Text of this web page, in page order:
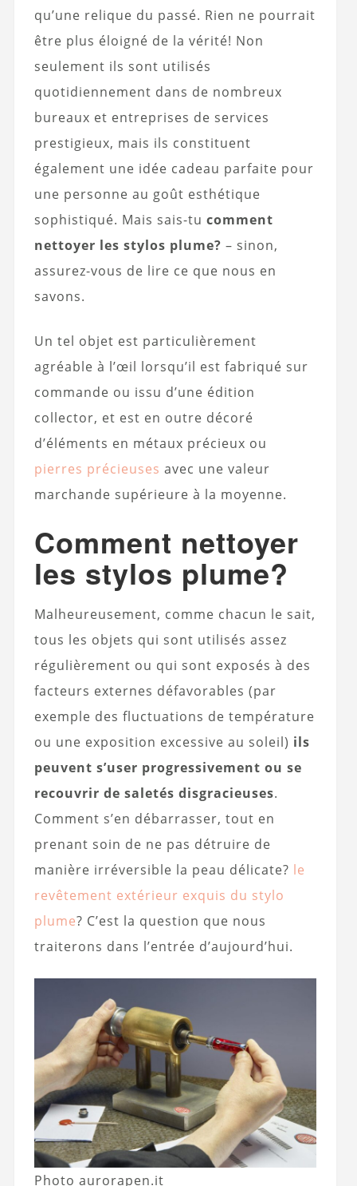
qu’une relique du passé. Rien ne pourrait
être plus éloigné de la vérité! Non
seulement ils sont utilisés
quotidiennement dans de nombreux
bureaux et entreprises de services
prestigieux, mais ils constituent
également une idée cadeau parfaite pour
une personne au goût esthétique
sophistiqué. Mais sais-tu comment
nettoyer les stylos plume? – sinon,
assurez-vous de lire ce que nous en
savons.
Un tel objet est particulièrement
agréable à l’œil lorsqu’il est fabriqué sur
commande ou issu d’une édition
collector, et est en outre décoré
d’éléments en métaux précieux ou
pierres précieuses avec une valeur
marchande supérieure à la moyenne.
Comment nettoyer
les stylos plume?
Malheureusement, comme chacun le sait,
tous les objets qui sont utilisés assez
régulièrement ou qui sont exposés à des
facteurs externes défavorables (par
exemple des fluctuations de température
ou une exposition excessive au soleil) ils
peuvent s’user progressivement ou se
recouvrir de saletés disgracieuses.
Comment s’en débarrasser, tout en
prenant soin de ne pas détruire de
manière irréversible la peau délicate? le
revêtement extérieur exquis du stylo
plume? C’est la question que nous
traiterons dans l’entrée d’aujourd’hui.
Photo aurorapen.it